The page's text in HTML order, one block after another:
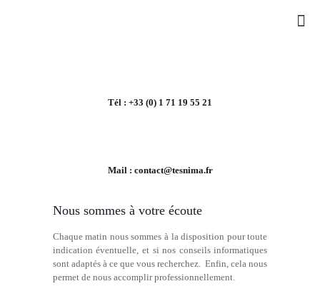
Tél : +33 (0) 1 71 19 55 21
Mail : contact@tesnima.fr
Nous sommes à votre écoute
Chaque matin nous sommes à la disposition pour toute
indication éventuelle, et si nos conseils informatiques
sont adaptés à ce que vous recherchez. Enfin, cela nous
permet de nous accomplir professionnellement.